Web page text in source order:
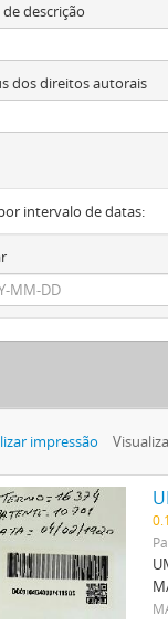
descrição
dos direitos autorais
intervalo de datas:
impressão